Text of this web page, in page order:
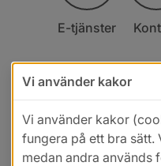
E-tjänster
Vi använder kakor
Vi använder kakor
fungera på ett bra sätt.
medan andra